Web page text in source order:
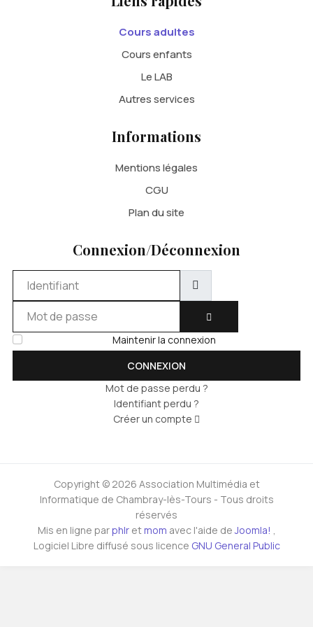
Cours adultes
Cours enfants
Le LAB
Autres services
Informations
Mentions légales
CGU
Plan du site
Connexion/Déconnexion
AFFICHER LE MOT DE
Maintenir la connexion
CONNEXION
Mot de passe perdu ?
Identifiant perdu ?
Créer un compte
Copyright © 2026 Association Multimédia et
Informatique de Chambray-lès-Tours - Tous droits
réservés
Mis en ligne parphlretmom avec l'aide deJoomla! ,
Logiciel Libre diffusé sous licence GNU General Public